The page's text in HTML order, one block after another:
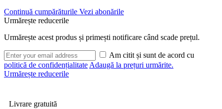
6.5Cm
4G
Continuă cumpărăturile Vezi abonările
Urmărește reducerile
Urmărește acest produs și primești notificare când scade prețul.
Am citit și sunt de acord cu
politică de confidențialitate Adaugă la prețuri urmărite.
Urmărește reducerile
Livrare gratuită